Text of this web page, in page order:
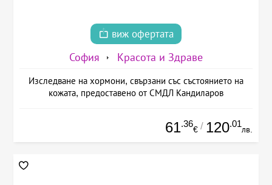
виж офертата
София Красота и Здраве
Изследване на хормони, свързани със състоянието на
кожата, предоставено от СМДЛ Кандиларов
61.36
€ / 120.01
лв.